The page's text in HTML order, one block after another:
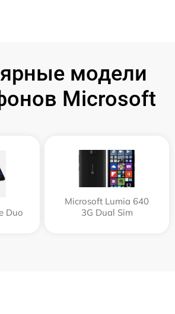
модели
Microsoft
Duo
Microsoft Lumia 640
3G Dual Sim